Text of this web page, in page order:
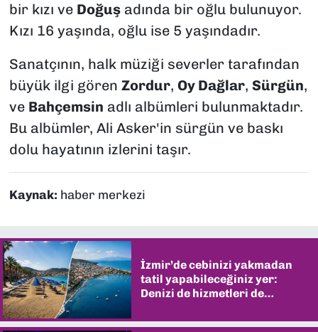
bir kızı ve Doğuşadında bir oğlu bulunuyor.
Kızı 16 yaşında, oğlu ise 5 yaşındadır.
Sanatçının, halk müziği severler tarafından
büyük ilgi gören Zordur, Oy Dağlar, Sürgün,
ve Bahçemsin adlı albümleri bulunmaktadır.
Bu albümler, Ali Asker'in sürgün ve baskı
dolu hayatının izlerini taşır.
Kaynak: haber merkezi
İzmir’de cebinizi yakmadan
tatil yapabileceğiniz yer:
Denizi de hizmetleri de